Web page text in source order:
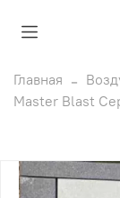
Главная
Master Blast